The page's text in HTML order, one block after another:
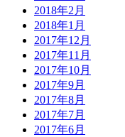
2018年2月
2018年1月
2017年12月
2017年11月
2017年10月
2017年9月
2017年8月
2017年7月
2017年6月